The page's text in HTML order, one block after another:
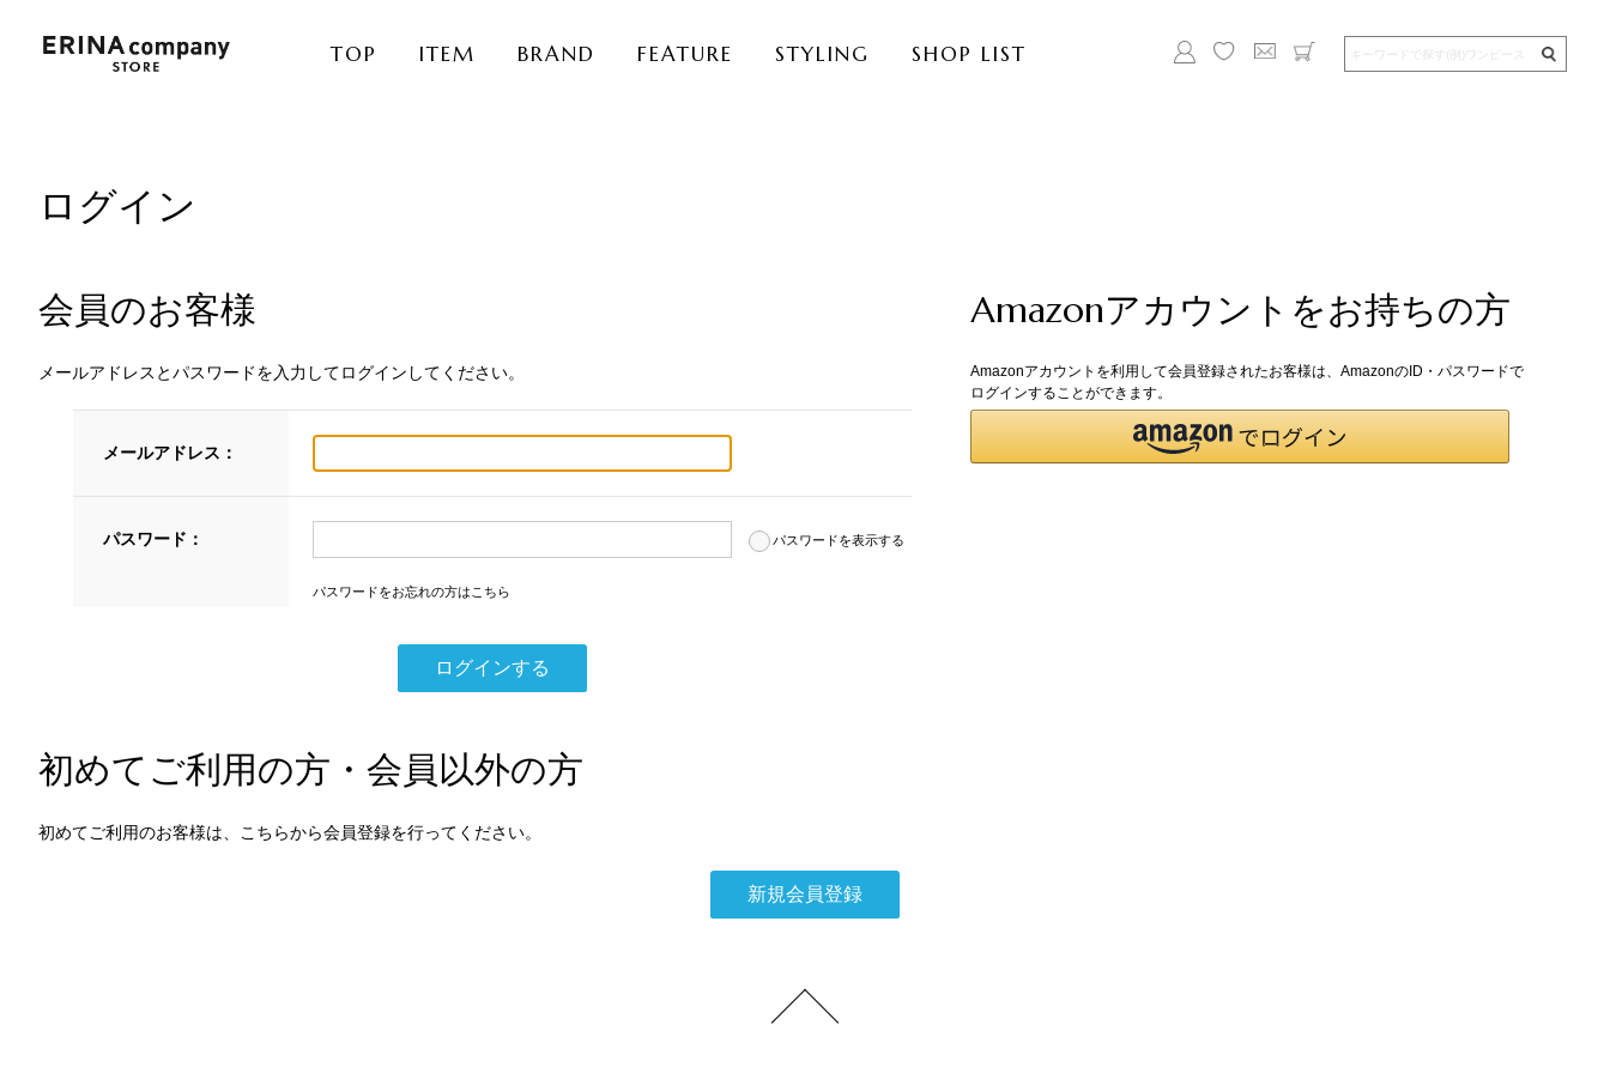
TOP ITEM BRAND FEATURE STYLING SHOP LIST
ログイン
会員のお客様
メールアドレスとパスワードを入力してログインしてください。
メールアドレス：
パスワード： パスワードを表示する
パスワードをお忘れの方はこちら
Amazonアカウントをお持ちの方
Amazonアカウントを利用して会員登録されたお客様は、AmazonのID・パスワードで
ログインすることができます。
初めてご利用の方・会員以外の方
初めてご利用のお客様は、こちらから会員登録を行ってください。